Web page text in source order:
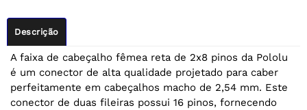
Descrição
A faixa de cabeçalho fêmea reta de 2x8 pinos da Pololu
é um conector de alta qualidade projetado para caber
perfeitamente em cabeçalhos macho de 2,54 mm. Este
conector de duas fileiras possui 16 pinos, fornecendo